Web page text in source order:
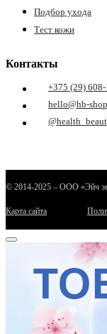
Подбор ухода
Тест кожи
Контакты
+375 (29)
hello@hb-
© 2014-2025 – ООО «Эйч
Карта сайта